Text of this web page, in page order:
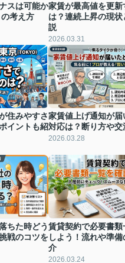
スは可能か
考え方
家賃が最高値を更新
は？連続上昇の現
説
2026.03.31
住みやすさ
イントも紹
家賃値上げ通知が届
対応は？断り方や交
2026.03.28
ちた時どう
戦のコツを
賃貸契約で必要書類
しよう！流れや準
介
2026.03.24